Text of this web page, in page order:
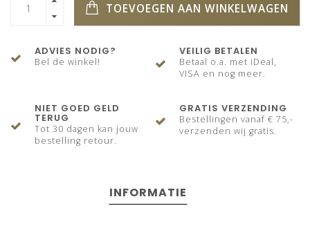
TOEVOEGEN AAN WINKELWAGEN
ADVIES NODIG?
Bel de winkel!
VEILIG BETALEN
Betaal o.a. met iDeal,
VISA en nog meer.
NIET GOED GELD
TERUG
Tot 30 dagen kan jouw
bestelling retour.
GRATIS VERZENDING
Bestellingen vanaf € 75,-
verzenden wij gratis.
INFORMATIE